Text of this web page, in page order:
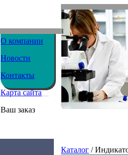
О компании
Новости
Контакты
Карта сайта
Ваш заказ
Каталог /